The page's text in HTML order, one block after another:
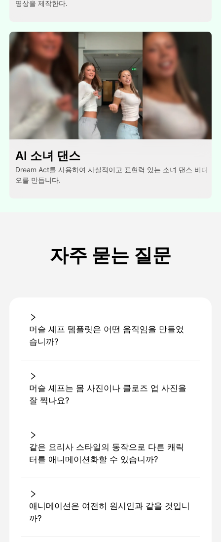
영상을 제작한다.
AI 소녀 댄스
Dream Act를 사용하여 사실적이고 표현력 있는 소녀 댄스 비디
오를 만듭니다.
자주 묻는 질문
머슬 셰프 템플릿은 어떤 움직임을 만들었
습니까?
머슬 셰프는 몸 사진이나 클로즈 업 사진을
잘 찍나요?
같은 요리사 스타일의 동작으로 다른 캐릭
터를 애니메이션화할 수 있습니까?
애니메이션은 여전히 ​​원시인과 같을 것입니
까?